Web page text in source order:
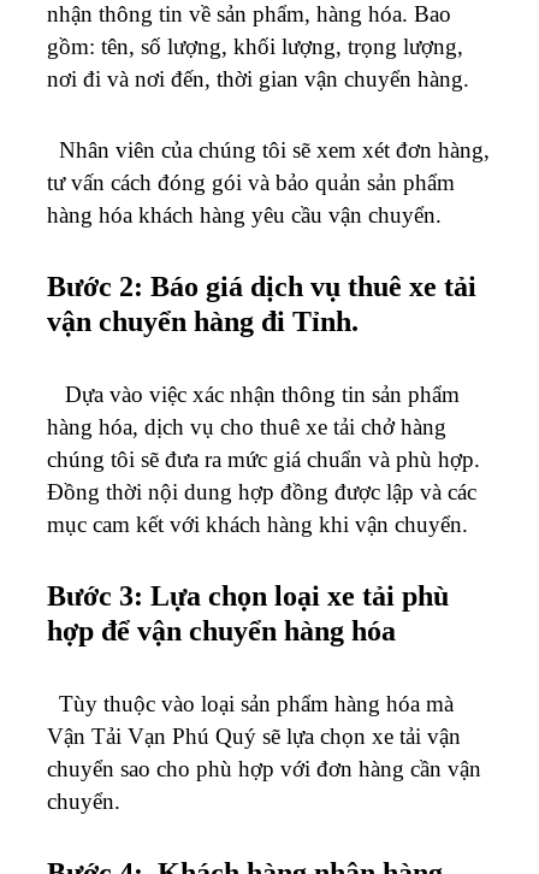
nhận thông tin về sản phẩm, hàng hóa. Bao
gồm: tên, số lượng, khối lượng, trọng lượng,
nơi đi và nơi đến, thời gian vận chuyển hàng.
Nhân viên của chúng tôi sẽ xem xét đơn hàng,
tư vấn cách đóng gói và bảo quản sản phẩm
hàng hóa khách hàng yêu cầu vận chuyển.
Bước 2: Báo giá dịch vụ thuê xe tải
vận chuyển hàng đi Tỉnh.
Dựa vào việc xác nhận thông tin sản phẩm
hàng hóa, dịch vụ cho thuê xe tải chở hàng
chúng tôi sẽ đưa ra mức giá chuẩn và phù hợp.
Đồng thời nội dung hợp đồng được lập và các
mục cam kết với khách hàng khi vận chuyển.
Bước 3: Lựa chọn loại xe tải phù
hợp để vận chuyển hàng hóa
Tùy thuộc vào loại sản phẩm hàng hóa mà
Vận Tải Vạn Phú Quý sẽ lựa chọn xe tải vận
chuyển sao cho phù hợp với đơn hàng cần vận
chuyển.